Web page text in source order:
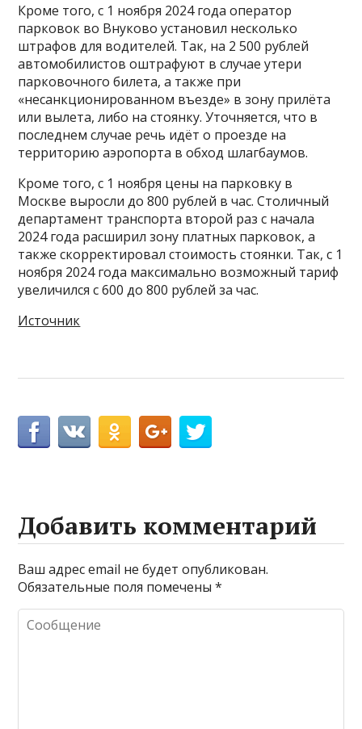
Кроме того, с 1 ноября 2024 года оператор
парковок во Внуково установил несколько
штрафов для водителей. Так, на 2 500 рублей
автомобилистов оштрафуют в случае утери
парковочного билета, а также при
«несанкционированном въезде» в зону прилёта
или вылета, либо на стоянку. Уточняется, что в
последнем случае речь идёт о проезде на
территорию аэропорта в обход шлагбаумов.
Кроме того, с 1 ноября цены на парковку в
Москве выросли до 800 рублей в час. Столичный
департамент транспорта второй раз с начала
2024 года расширил зону платных парковок, а
также скорректировал стоимость стоянки. Так, с 1
ноября 2024 года максимально возможный тариф
увеличился с 600 до 800 рублей за час.
Источник
Добавить комментарий
Ваш адрес email не будет опубликован.
Обязательные поля помечены*